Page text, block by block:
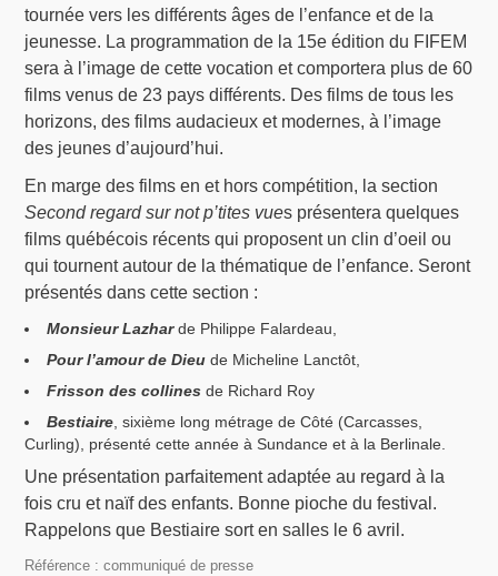
tournée vers les différents âges de l’enfance et de la
jeunesse. La programmation de la 15e édition du FIFEM
sera à l’image de cette vocation et comportera plus de 60
films venus de 23 pays différents. Des films de tous les
horizons, des films audacieux et modernes, à l’image
des jeunes d’aujourd’hui.
En marge des films en et hors compétition, la section
Second regard sur not p’tites vues présentera quelques
films québécois récents qui proposent un clin d’oeil ou
qui tournent autour de la thématique de l’enfance. Seront
présentés dans cette section :
Monsieur Lazharde Philippe Falardeau,
Pour l’amour de Dieude Micheline Lanctôt,
Frisson des collinesde Richard Roy
Bestiaire, sixième long métrage de Côté (Carcasses,
Curling), présenté cette année à Sundance et à la Berlinale.
Une présentation parfaitement adaptée au regard à la
fois cru et naïf des enfants. Bonne pioche du festival.
Rappelons que Bestiaire sort en salles le 6 avril.
Référence : communiqué de presse